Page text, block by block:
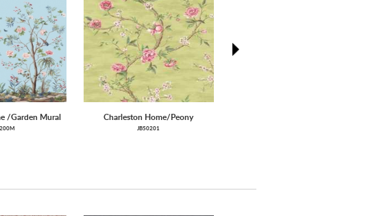
/Garden Mural Charleston Home/Peony
JB50201